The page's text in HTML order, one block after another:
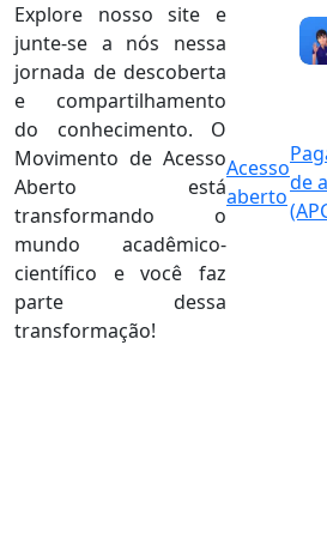
Explore nosso site e
junte-se a nós nessa
jornada de descoberta
e compartilhamento
do conhecimento. O
Movimento de Acesso
Aberto está
transformando o
mundo acadêmico-
científico e você faz
parte dessa
transformação!
Acesso
aberto
de